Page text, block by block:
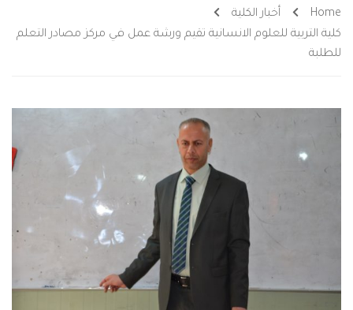
Home
أخبار الكلية
كلية التربية للعلوم الانسانية تقيم ورشة عمل في مركز مصادر التعلم
للطلبة